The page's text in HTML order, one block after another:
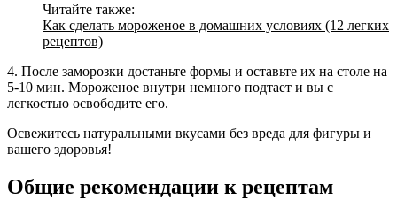
Читайте также:
Как сделать мороженое в домашних условиях (12 легких
рецептов)
4. После заморозки достаньте формы и оставьте их на столе на
5-10 мин. Мороженое внутри немного подтает и вы с
легкостью освободите его.
Освежитесь натуральными вкусами без вреда для фигуры и
вашего здоровья!
Общие рекомендации к рецептам